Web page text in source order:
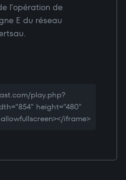
l’opération de
E du réseau
play.php?
height="480"
iframe>